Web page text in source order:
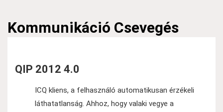
Kommunikáció Csevegés
QIP 2012 4.0
ICQ kliens, a felhasználó automatikusan érzékeli
láthatatlanság. Ahhoz, hogy valaki vegye a